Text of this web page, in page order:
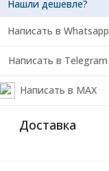
Написать в Whatsapp
Написать в Telegram
Написать в MAX